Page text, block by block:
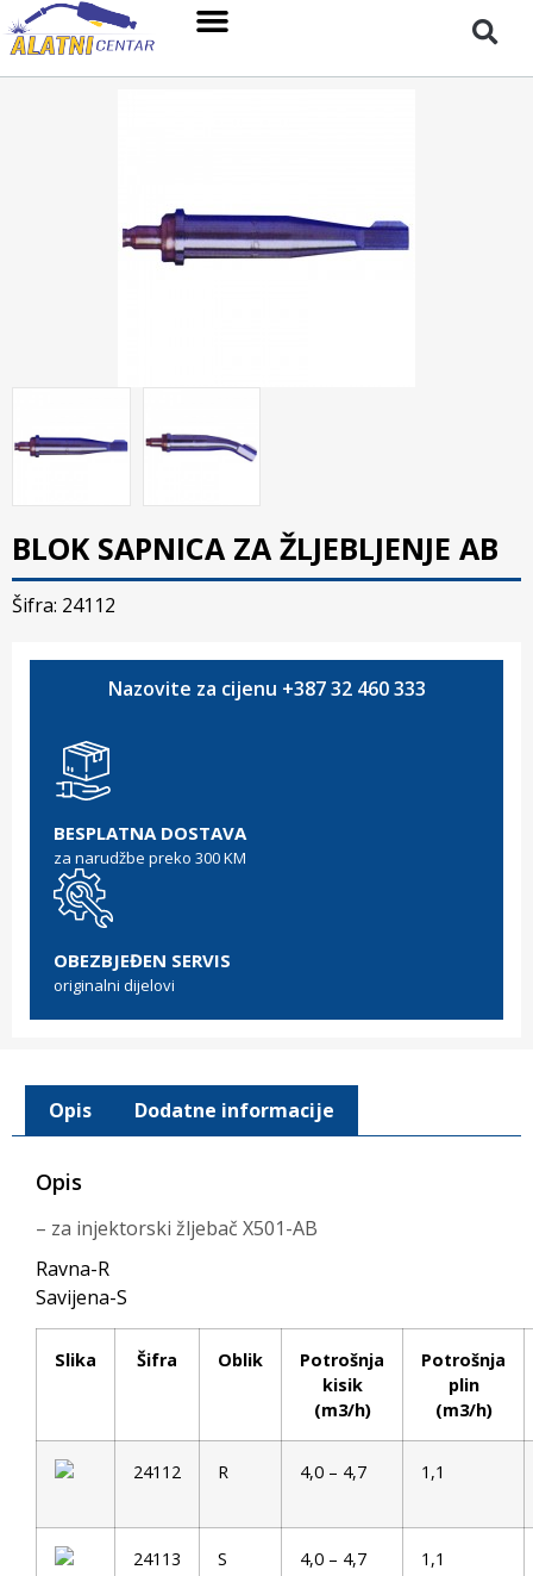
BLOK SAPNICA ZA ŽLJEBLJENJE AB
Šifra: 24112
Nazovite za cijenu +387 32 460 333
BESPLATNA DOSTAVA
za narudžbe preko 300 KM
OBEZBJEĐEN SERVIS
originalni dijelovi
Opis Dodatne informacije
Opis
– za injektorski žljebač X501-AB
Ravna-R
Savijena-S
Slika Šifra Oblik
Potrošnja
kisik
(m3/h)
Potrošnja
plin
(m3/h)
24112 R 4,0 – 4,7 1,1
24113 S 4,0 – 4,7 1,1